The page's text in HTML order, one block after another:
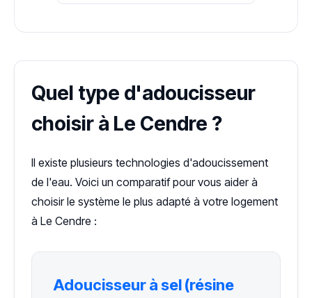
Quel type d'adoucisseur
choisir à Le Cendre ?
Il existe plusieurs technologies d'adoucissement
de l'eau. Voici un comparatif pour vous aider à
choisir le système le plus adapté à votre logement
à Le Cendre :
Adoucisseur à sel (résine